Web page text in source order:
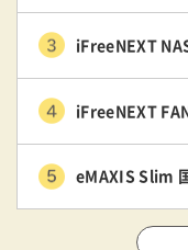
iFreeNEXT
iFreeNEXT
eMAXIS Slim